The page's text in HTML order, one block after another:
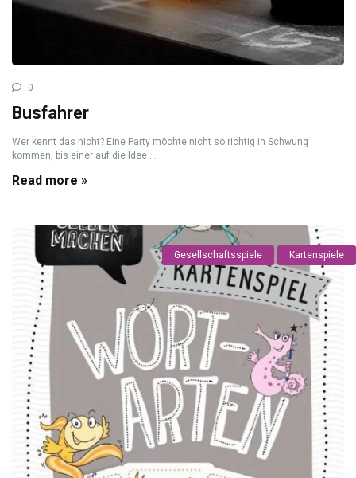
0
Busfahrer
Wer kennt das nicht? Eine Party möchte nicht so richtig in Schwung
kommen, bis einer auf die Idee ...
Read more »
Gesellschaftsspiele Kartenspiele